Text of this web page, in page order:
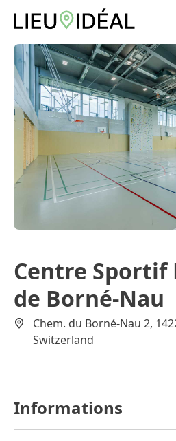
Centre Sportif
de Borné-Nau
Chem. du Borné-Nau 2,
Switzerland
Informations